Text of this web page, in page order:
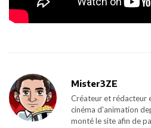
Mister3ZE
Créateur et rédacteur
cinéma d'animation
monté le site afin de